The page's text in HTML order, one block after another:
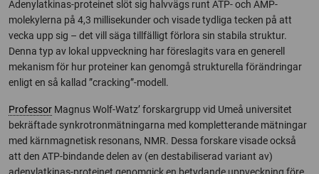
Adenylatkinas-proteinet slöt sig halvvägs runt ATP- och AMP-
molekylerna på 4,3 millisekunder och visade tydliga tecken på att
vecka upp sig – det vill säga tillfälligt förlora sin stabila struktur.
Denna typ av lokal uppveckning har föreslagits vara en generell
mekanism för hur proteiner kan genomgå strukturella förändringar
enligt en så kallad ”cracking”-modell.
Professor Magnus Wolf-Watz’ forskargrupp vid Umeå universitet
bekräftade synkrotronmätningarna med kompletterande mätningar
med kärnmagnetisk resonans, NMR. Dessa forskare visade också
att den ATP-bindande delen av (en destabiliserad variant av)